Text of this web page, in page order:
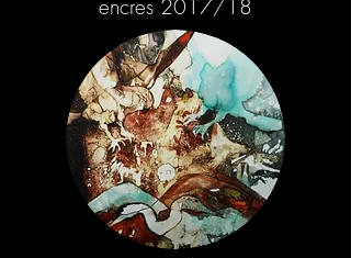
encres 2017/18